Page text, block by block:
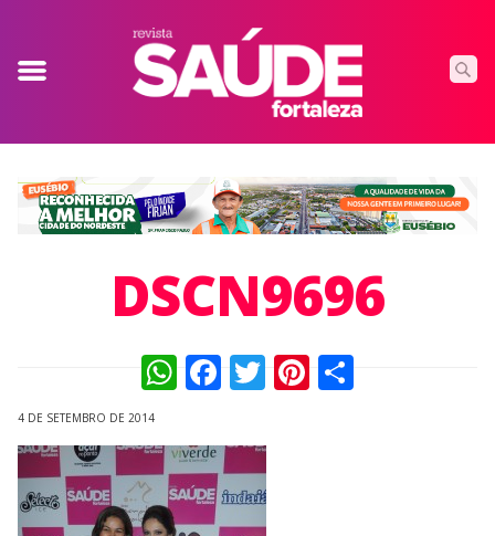
DSCN9696
WhatsApp
Facebook
TwitterPinterest
4 DE SETEMBRO DE 2014